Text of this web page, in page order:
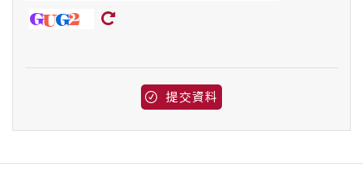
提交資料